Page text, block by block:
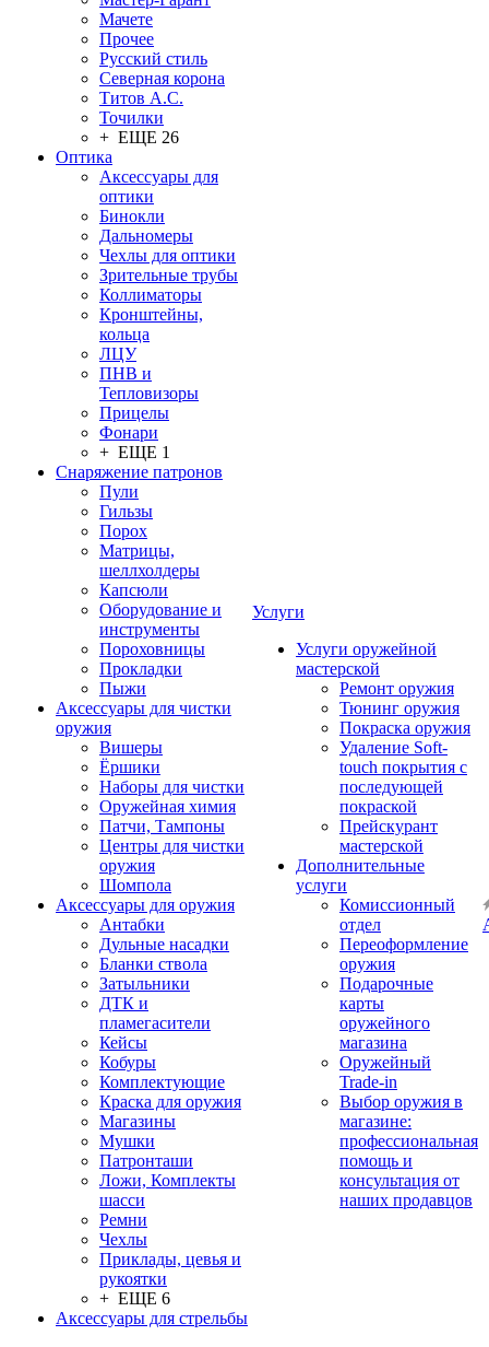
Мачете
Прочее
Русский стиль
Северная корона
Титов А.С.
Точилки
+ ЕЩЕ 26
Оптика
Аксессуары для
оптики
Бинокли
Дальномеры
Чехлы для оптики
Зрительные трубы
Коллиматоры
Кронштейны,
кольца
ЛЦУ
ПНВ и
Тепловизоры
Прицелы
Фонари
+ ЕЩЕ 1
Снаряжение патронов
Пули
Гильзы
Порох
Матрицы,
шеллхолдеры
Капсюли
Оборудование и
инструменты
Пороховницы
Прокладки
Пыжи
Аксессуары для чистки
оружия
Вишеры
Ёршики
Наборы для чистки
Оружейная химия
Патчи, Тампоны
Центры для чистки
оружия
Шомпола
Аксессуары для оружия
Антабки
Дульные насадки
Бланки ствола
Затыльники
ДТК и
пламегасители
Кейсы
Кобуры
Комплектующие
Краска для оружия
Магазины
Мушки
Патронташи
Ложи, Комплекты
шасси
Ремни
Чехлы
Приклады, цевья и
рукоятки
+ ЕЩЕ 6
Аксессуары для стрельбы
Услуги
Услуги оружейной
мастерской
Ремонт оружия
Тюнинг оружия
Покраска оружия
Удаление Soft-
touch покрытия с
последующей
покраской
Прейскурант
мастерской
Дополнительные
услуги
Комиссионный
отдел
Переоформление
оружия
Подарочные
карты
оружейного
магазина
Оружейный
Trade-in
Выбор оружия в
магазине:
профессиональная
помощь и
консультация от
наших продавцов